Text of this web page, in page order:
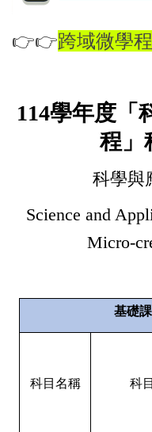
👉👉跨域微學
114學年度「
程」
科學與
Science and
Micro-
基礎
科目名稱 科